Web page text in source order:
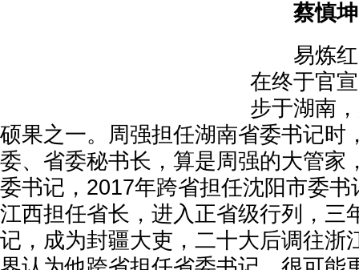
蔡慎
易炼红
在终于官
步于湖南
硕果之一。周强担任湖南省委书记时
委、省委秘书长，算是周强的大管家
委书记，2017年跨省担任沈阳市委
江西担任省长，进入正省级行列，三
记，成为封疆大吏，二十大后调往浙